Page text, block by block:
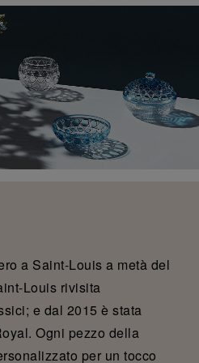
a Saint-Louis a metà del
Louis rivisita
e dal 2015 è stata
Ogni pezzo della
per un tocco